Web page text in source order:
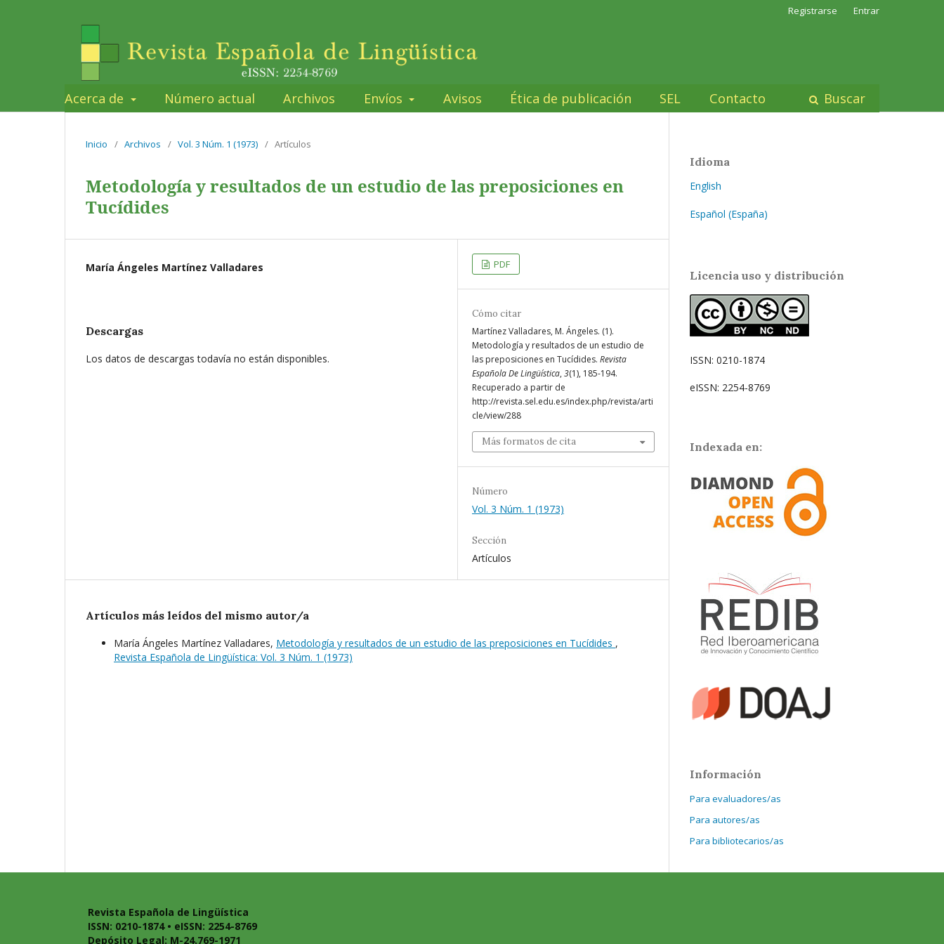
Acerca de Número actual Archivos Envíos Avisos Ética de publicación SEL Contacto Buscar
Registrarse Entrar
Inicio / Archivos / Vol. 3 Núm. 1 (1973) / Artículos
Metodología y resultados de un estudio de las preposiciones en
Tucídides
María Ángeles Martínez Valladares
Descargas
Los datos de descargas todavía no están disponibles.
PDF
Cómo citar
Martínez Valladares, M. Ángeles. (1).
Metodología y resultados de un estudio de
las preposiciones en Tucídides. Revista
Española De Lingüística, 3(1), 185-194.
Recuperado a partir de
http://revista.sel.edu.es/index.php/revista/arti
cle/view/288
Más formatos de cita
Número
Vol. 3 Núm. 1 (1973)
Sección
Artículos
Artículos más leídos del mismo autor/a
María Ángeles Martínez Valladares, Metodología y resultados de un estudio de las preposiciones en Tucídides ,
Revista Española de Lingüística: Vol. 3 Núm. 1 (1973)
Idioma
English
Español (España)
Licencia uso y distribución
ISSN: 0210-1874
eISSN: 2254-8769
Indexada en:
Información
Para evaluadores/as
Para autores/as
Para bibliotecarios/as
Revista Española de Lingüística
ISSN: 0210-1874 • eISSN: 2254-8769
Depósito Legal: M-24.769-1971